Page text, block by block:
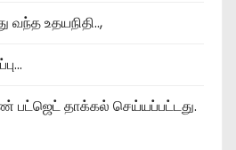
வந்த உதயநிதி..,
பட்ஜெட் தாக்கல் செய்யப்பட்டது.